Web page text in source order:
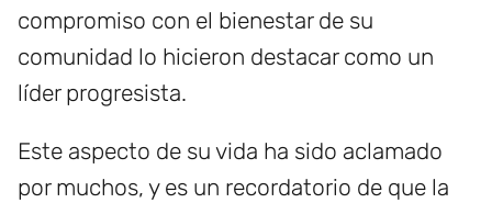
compromiso con el bienestar de su
comunidad lo hicieron destacar como un
líder progresista.
Este aspecto de su vida ha sido aclamado
por muchos, y es un recordatorio de que la